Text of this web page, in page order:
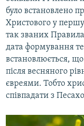
було встановлено
Христового у
так званих
дата формування
встановлюється,
після весняного
євреями. Тобто
співпадати з